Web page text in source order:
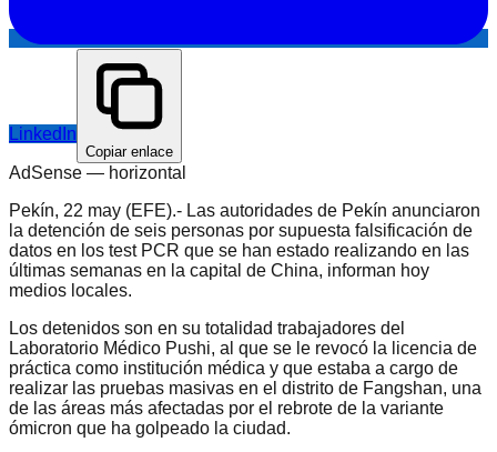
LinkedIn
Copiar enlace
AdSense — horizontal
Pekín, 22 may (EFE).- Las autoridades de Pekín anunciaron
la detención de seis personas por supuesta falsificación de
datos en los test PCR que se han estado realizando en las
últimas semanas en la capital de China, informan hoy
medios locales.
Los detenidos son en su totalidad trabajadores del
Laboratorio Médico Pushi, al que se le revocó la licencia de
práctica como institución médica y que estaba a cargo de
realizar las pruebas masivas en el distrito de Fangshan, una
de las áreas más afectadas por el rebrote de la variante
ómicron que ha golpeado la ciudad.